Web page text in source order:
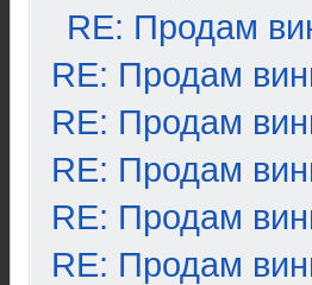
RE: Продам
RE: Продам
RE: Продам
RE: Продам
RE: Продам
RE: Продам